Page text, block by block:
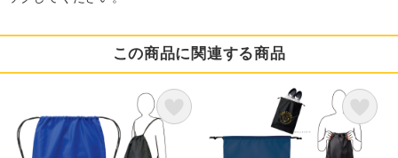
この商品に関連する商品